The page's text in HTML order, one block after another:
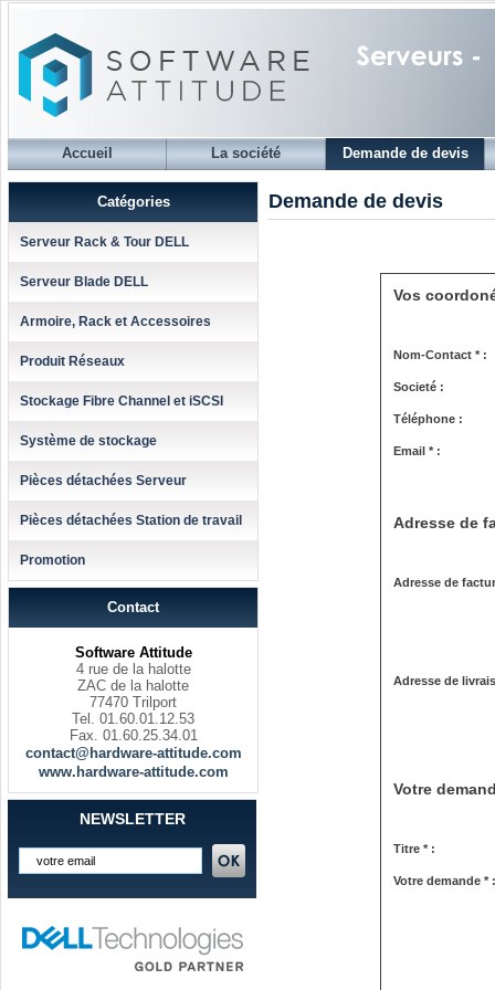
Accueil La société Demande de devis
Catégories
Serveur Rack & Tour DELL
Serveur Blade DELL
Armoire, Rack et Accessoires
Produit Réseaux
Stockage Fibre Channel et iSCSI
Système de stockage
Pièces détachées Serveur
Pièces détachées Station de travail
Promotion
Contact
Software Attitude
4 rue de la halotte
ZAC de la halotte
77470 Trilport
Tel. 01.60.01.12.53
Fax. 01.60.25.34.01
contact@hardware-attitude.com
www.hardware-attitude.com
NEWSLETTER
Demande de devis
Vos
Nom-Contact * :
Societé :
Téléphone :
Email * :
Adresse de
Adresse de
Adresse de
Votre
Titre * :
Votre demande * :